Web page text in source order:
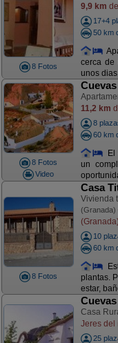
8 Fotos
9,9 km
17+4
50 km
cerca de
unos
8 Fotos
Video
11,2 km
8
60 km
El
un
8 Fotos
Casa
Vivienda
(Granada)
(Granada)
10
60 km
plantas.
estar,
Casa
Jeres del
25